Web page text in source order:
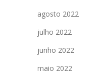
agosto 2022
julho 2022
junho 2022
maio 2022